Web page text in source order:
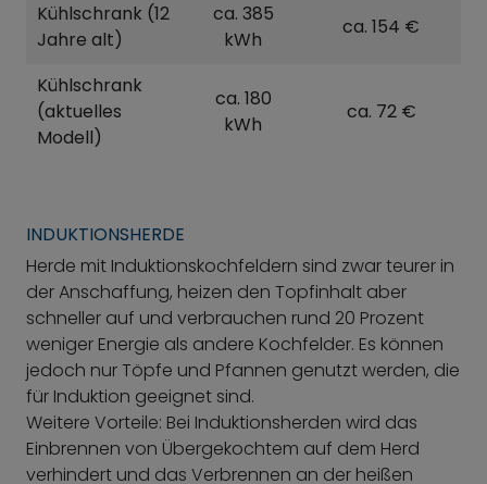
Kühlschrank (12
Jahre alt)
ca. 385
kWh
ca. 154 €
Kühlschrank
(aktuelles
Modell)
ca. 180
kWh
ca. 72 €
INDUKTIONSHERDE
Herde mit Induktionskochfeldern sind zwar teurer in
der Anschaffung, heizen den Topfinhalt aber
schneller auf und verbrauchen rund 20 Prozent
weniger Energie als andere Kochfelder. Es können
jedoch nur Töpfe und Pfannen genutzt werden, die
für Induktion geeignet sind.
Weitere Vorteile: Bei Induktionsherden wird das
Einbrennen von Übergekochtem auf dem Herd
verhindert und das Verbrennen an der heißen